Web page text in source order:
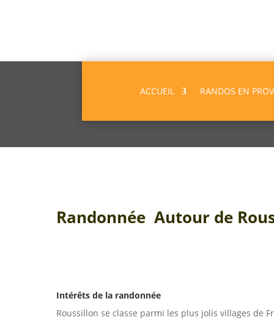
ACCUEIL RANDOS EN
Randonnée Autour de
Intérêts de la randonnée
Roussillon se classe parmi les plus jolis villages de